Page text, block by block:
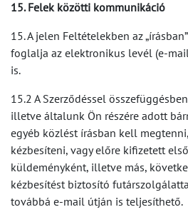
15. Felek közötti kommunikáció
15. A jelen Feltételekben az
foglalja az elektronikus levél (e-
is.
15.2 A Szerződéssel
illetve általunk Ön részére adott
egyéb közlést írásban kell
kézbesíteni, vagy előre kifizetett
küldeményként, illetve más,
kézbesítést biztosító
továbbá e-mail útján is teljesíthető.